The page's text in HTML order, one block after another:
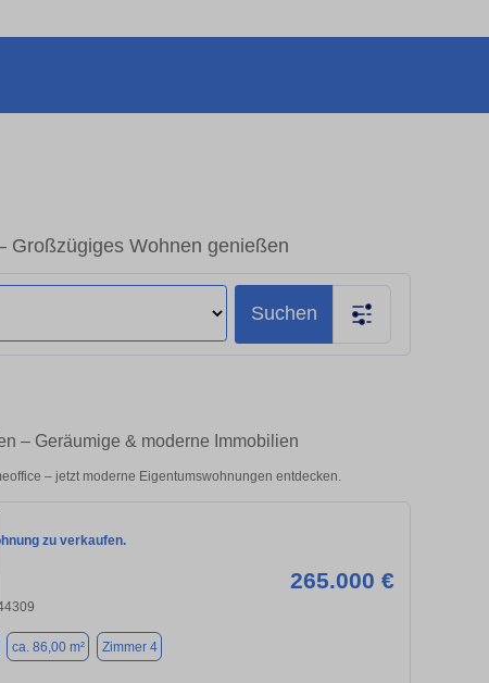
Großzügiges Wohnen genießen
Suchen
– Geräumige & moderne Immobilien
– jetzt moderne Eigentumswohnungen entdecken.
zu verkaufen.
265.000 €
ca. 86,00 m² Zimmer 4